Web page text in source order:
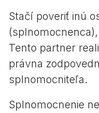
Stačí poveriť inú
Tento partner
právna
splnomocniteľa.
Splnomocnenie